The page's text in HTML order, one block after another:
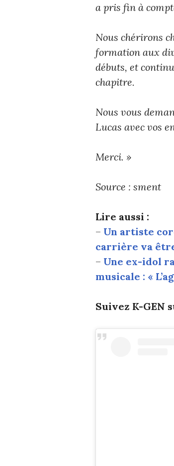
a pris fin à
Nous chérirons
formation aux
débuts, et
chapitre.
Nous vous
Lucas avec vos
Merci. »
Source : sment
Lire aussi :
– Un artiste
carrière va
– Une ex-idol
musicale : «
Suivez K-GEN